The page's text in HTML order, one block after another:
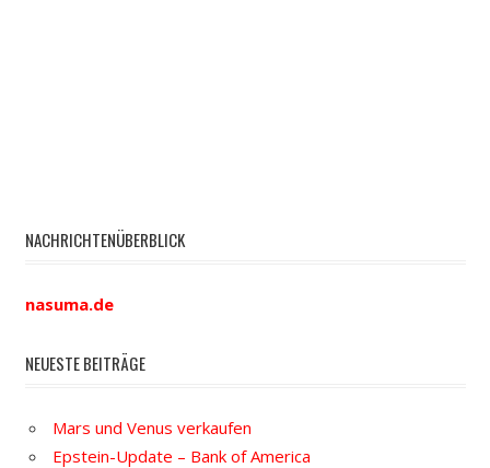
NACHRICHTENÜBERBLICK
nasuma.de
NEUESTE BEITRÄGE
Mars und Venus verkaufen
Epstein-Update – Bank of America